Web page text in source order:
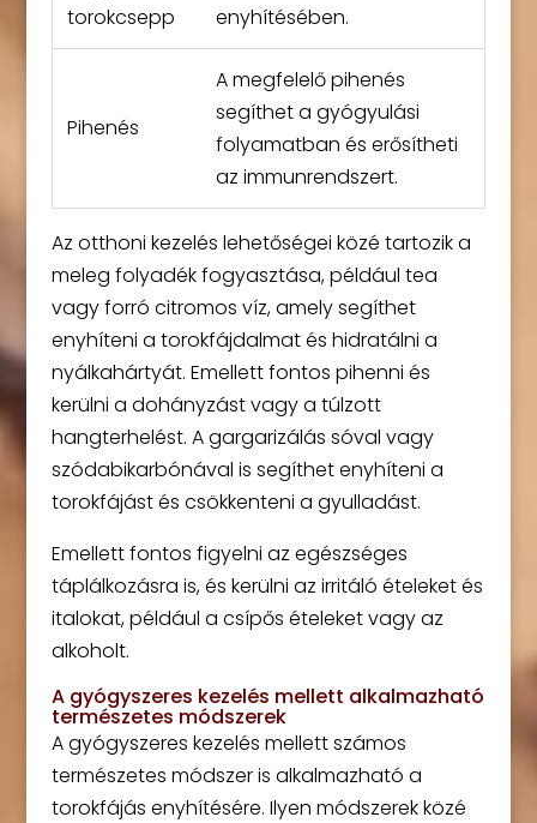
torokcsepp
enyhítésében.
Pihenés
A megfelelő pihenés
segíthet a gyógyulási
folyamatban és erősítheti
az immunrendszert.
Az otthoni kezelés lehetőségei közé tartozik a
meleg folyadék fogyasztása, például tea
vagy forró citromos víz, amely segíthet
enyhíteni a torokfájdalmat és hidratálni a
nyálkahártyát. Emellett fontos pihenni és
kerülni a dohányzást vagy a túlzott
hangterhelést. A gargarizálás sóval vagy
szódabikarbónával is segíthet enyhíteni a
torokfájást és csökkenteni a gyulladást.
Emellett fontos figyelni az egészséges
táplálkozásra is, és kerülni az irritáló ételeket és
italokat, például a csípős ételeket vagy az
alkoholt.
A gyógyszeres kezelés mellett alkalmazható
természetes módszerek
A gyógyszeres kezelés mellett számos
természetes módszer is alkalmazható a
torokfájás enyhítésére. Ilyen módszerek közé